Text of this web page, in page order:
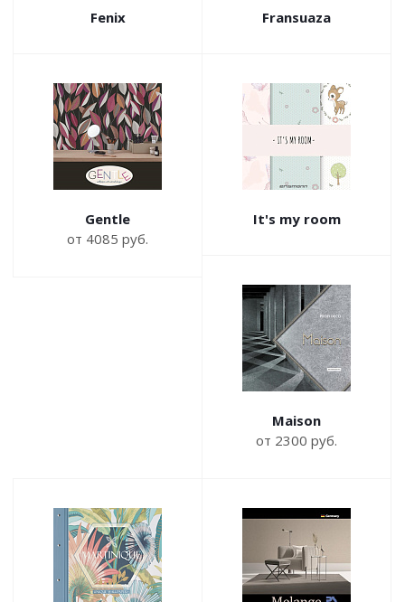
Fenix Fransuaza
Gentle
от 4085 руб.
It's my room
Maison
от 2300 руб.